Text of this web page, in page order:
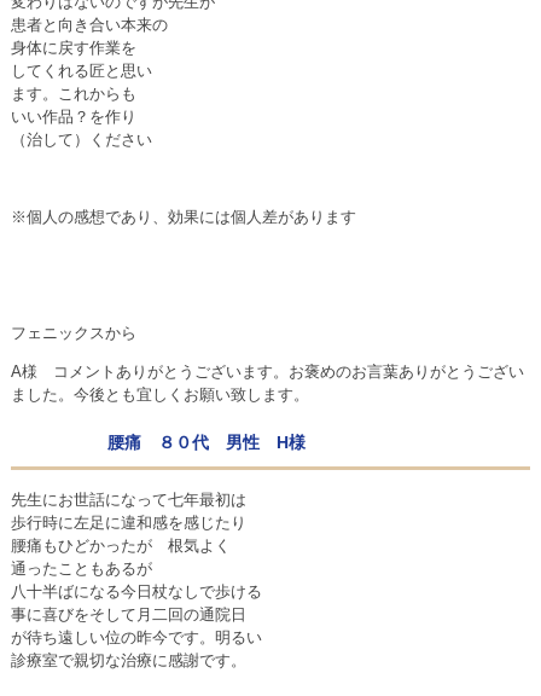
患者と向き合い本来の
身体に戻す作業を
してくれる匠と思い
ます。これからも
いい作品？を作り
（治して）ください
※個人の感想であり、効果には個人差があります
フェニックスから
A様 コメントありがとうございます。お褒めのお言葉ありがとうござい
ました。今後とも宜しくお願い致します。
腰痛 ８０代 男性 H様
先生にお世話になって七年最初は
歩行時に左足に違和感を感じたり
腰痛もひどかったが 根気よく
通ったこともあるが
八十半ばになる今日杖なしで歩ける
事に喜びをそして月二回の通院日
が待ち遠しい位の昨今です。明るい
診療室で親切な治療に感謝です。